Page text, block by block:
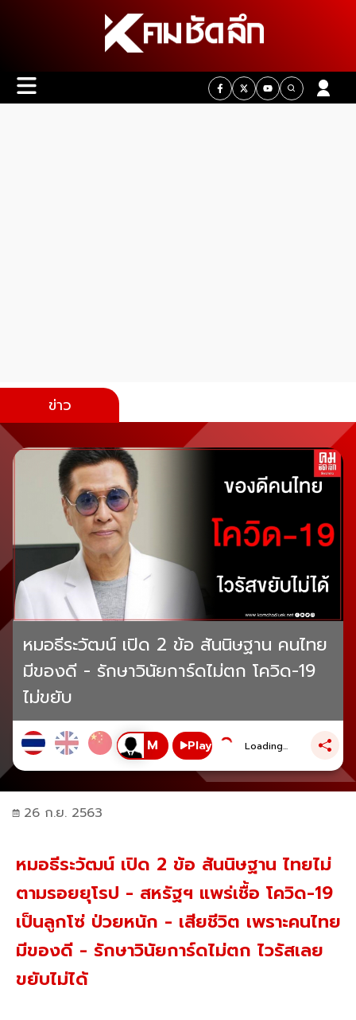
ข่าว
หมอธีระวัฒน์ เปิด 2 ข้อ สันนิษฐาน คนไทย
มีของดี - รักษาวินัยการ์ดไม่ตก โควิด-19
ไม่ขยับ
Play Loading...
26 ก.ย. 2563
หมอธีระวัฒน์ เปิด 2 ข้อ สันนิษฐาน ไทยไม่
ตามรอยยุโรป - สหรัฐฯ แพร่เชื้อ โควิด-19
เป็นลูกโซ่ ป่วยหนัก - เสียชีวิต เพราะคนไทย
มีของดี - รักษาวินัยการ์ดไม่ตก ไวรัสเลย
ขยับไม่ได้